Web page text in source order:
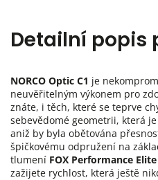
Detailní popis
NORCO Optic C1 je
neuvěřitelným výkonem pro
znáte, i těch, které se teprve
sebevědomé geometrii, která
aniž by byla obětována
špičkovému odpružení na
tlumení FOX Performance Elite
zažijete rychlost, která ještě